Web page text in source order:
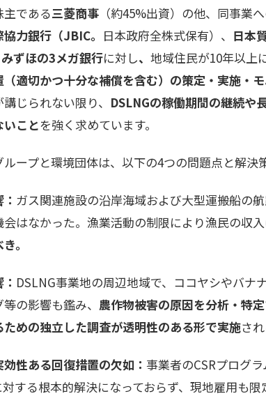
である三菱商事 （約45%出資）の他、同事業
協力銀行（JBIC。 日本政府全株式保有）、 日本
ずほの3メガ銀行に対し、 地域住民が10年以上
適切かつ十分な補償を含む）の策定・実施・
じられない限り、 DSLNGの稼働期間の継続や
ことを強く求めています。
ープと環境団体は、以下の4つの問題点と解決
ガス関連施設の沿岸海域および大型運搬船の
はなかった。漁業活動の制限により漁民の収入
。
DSLNG事業地の周辺地域で、ココヤシやバ
の影響も鑑み、 農作物被害の原因を分析・特
めの独立した調査が透明性のある形で実施さ
性ある回復措置の欠如： 事業者のCSRプログ
する根本的解決になっておらず、現地雇用も